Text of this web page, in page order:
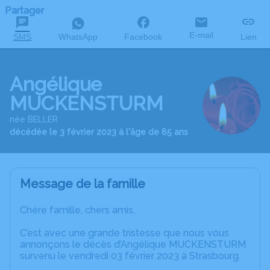
Partager
SMS WhatsApp Facebook E-mail Lien
Angélique
MUCKENSTURM
née BELLER
décédée le 3 février 2023 à l'âge de 85 ans
Message de la famille
Chère famille, chers amis,
C’est avec une grande tristesse que nous vous
annonçons le décès d’Angélique MUCKENSTURM
survenu le vendredi 03 février 2023 à Strasbourg.